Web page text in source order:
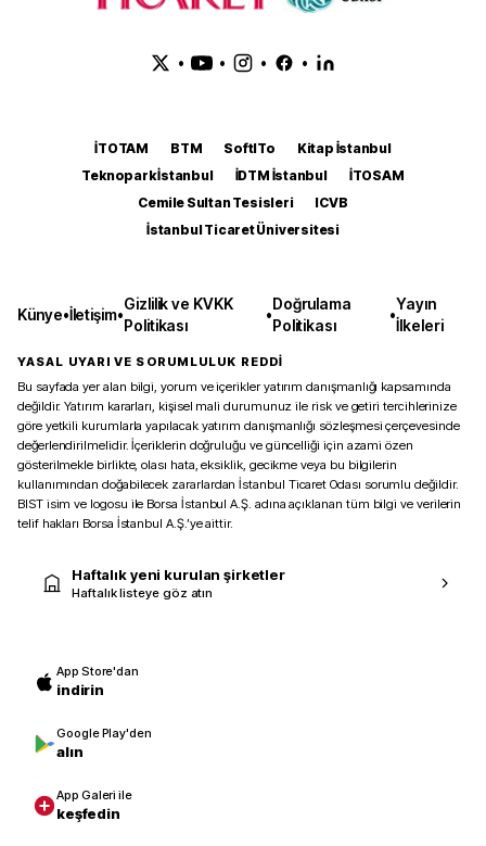
• • • •
İTOTAM BTM SoftITo
Kitap İstanbul
Teknopark İstanbul
İDTM İstanbul
İTOSAM
Cemile Sultan Tesisleri
ICVB
İstanbul Ticaret Üniversitesi
Künye•İletişim•
Gizlilik ve KVKK
Politikası
•
Doğrulama
Politikası
•
Yayın
İlkeleri
YASAL UYARI VE SORUMLULUK REDDİ
Bu sayfada yer alan bilgi, yorum ve içerikler yatırım danışmanlığı kapsamında
değildir. Yatırım kararları, kişisel mali durumunuz ile risk ve getiri tercihlerinize
göre yetkili kurumlarla yapılacak yatırım danışmanlığı sözleşmesi çerçevesinde
değerlendirilmelidir. İçeriklerin doğruluğu ve güncelliği için azami özen
gösterilmekle birlikte, olası hata, eksiklik, gecikme veya bu bilgilerin
kullanımından doğabilecek zararlardan İstanbul Ticaret Odası sorumlu değildir.
BIST isim ve logosu ile Borsa İstanbul A.Ş. adına açıklanan tüm bilgi ve verilerin
telif hakları Borsa İstanbul A.Ş.’ye aittir.
Haftalık yeni kurulan şirketler
Haftalık listeye göz atın
App Store'dan
indirin
Google Play'den
alın
App Galeri ile
keşfedin